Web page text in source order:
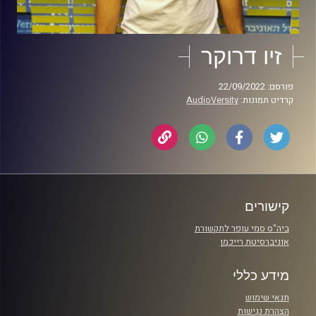
זיו דרוקר
פורסם: 22/09/2022
קרדיט תמונות: AudioVersity
קישורים
ביה"ס סמי עופר לתקשורת
אוניברסיטת רייכמן
מידע כללי
תנאי שימוש
הצהרת נגישות